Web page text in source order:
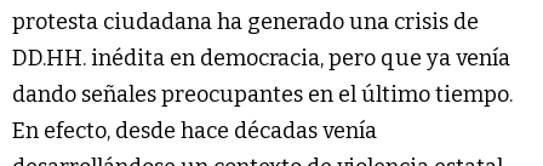
protesta ciudadana ha generado una crisis de
DD.HH. inédita en democracia, pero que ya venía
dando señales preocupantes en el último tiempo.
En efecto, desde hace décadas venía